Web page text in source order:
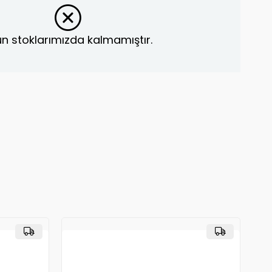
stoklarımızda kalmamıştır.